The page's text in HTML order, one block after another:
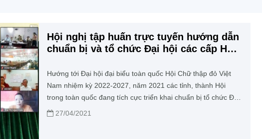
Hội nghị tập huấn trực tuyến hướng dẫn
chuẩn bị và tổ chức Đại hội các cấp Hội
Hướng tới Đại hội đại biểu toàn quốc Hội Chữ thập đỏ Việt
Nam nhiệm kỳ 2022-2027, năm 2021 các tỉnh, thành Hội
trong toàn quốc đang tích cực triển khai chuẩn bị tổ chức Đại
hội Hội Chữ thập đỏ các cấp. Trong 2 ngày từ 22 đến
27/04/2021